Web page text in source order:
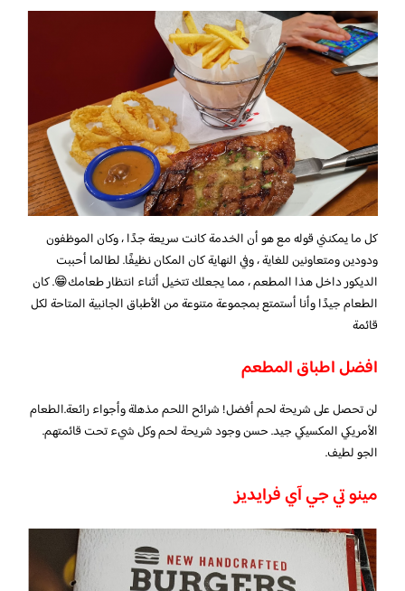
كل ما يمكنني قوله مع هو أن الخدمة كانت سريعة جدًا ، وكان الموظفون
ودودين ومتعاونين للغاية ، وفي النهاية كان المكان نظيفًا. لطالما أحببت
الديكور داخل هذا المطعم ، مما يجعلك تتخيل أثناء انتظار طعامك😁. كان
الطعام جيدًا وأنا أستمتع بمجموعة متنوعة من الأطباق الجانبية المتاحة لكل
قائمة
افضل اطباق المطعم
لن تحصل على شريحة لحم أفضل! شرائح اللحم مذهلة وأجواء رائعة.الطعام
الأمريكي المكسيكي جيد. حسن وجود شريحة لحم وكل شيء تحت قائمتهم.
الجو لطيف.
مينو تي جي آي فرايديز